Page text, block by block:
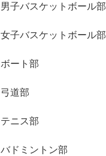
男子バスケットボール部
女子バスケットボール部
ボート部
弓道部
テニス部
バドミントン部